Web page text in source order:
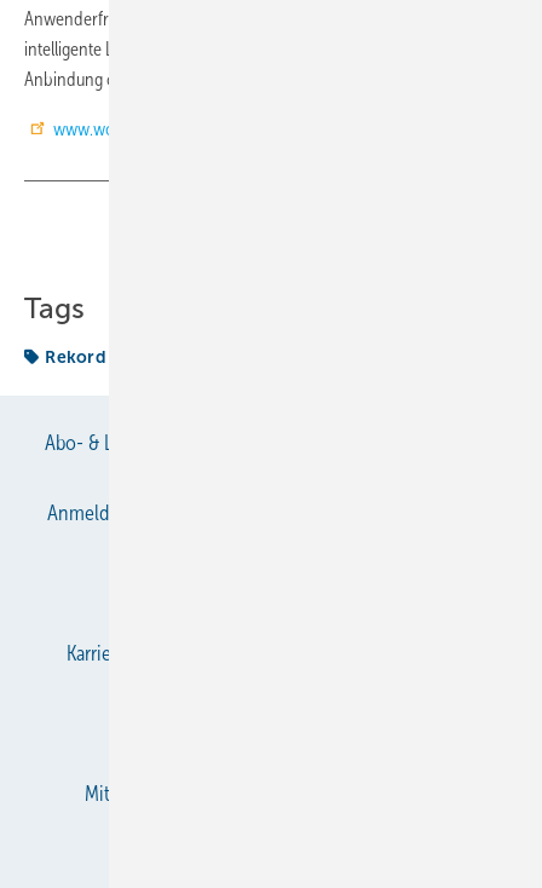
Anwenderfreundlichkeit wurden verbessert. Hinzukommen sind
intelligente Lösungen und Services, wie Service-Apps, Smartphone-
Anbindung oder die selbstkalibrierende Brennstoff-Einstellung. (RM)
www.wolf-heiztechnik.de
Tags
Rekord
Abo- & Leserservice
Anmelden
Karriere bei Gentner
Mitgliedschaften und Engagement